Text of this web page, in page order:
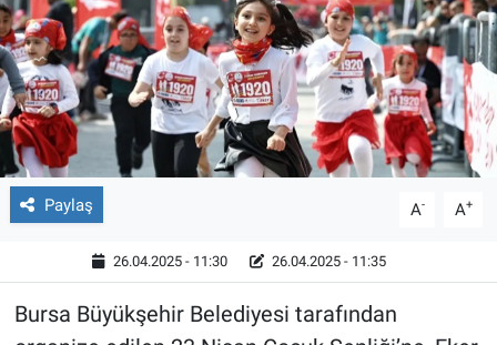
Paylaş A- A+
26.04.2025 - 11:30 26.04.2025 - 11:35
Bursa Büyükşehir Belediyesi tarafından
Köşe Yazıları
Röportaj
Video Galeri
Haber Arşivi